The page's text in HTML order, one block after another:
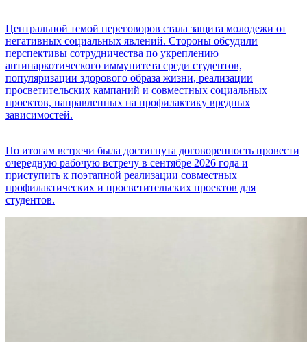
Центральной темой переговоров стала защита молодежи от
негативных социальных явлений. Стороны обсудили
перспективы сотрудничества по укреплению
антинаркотического иммунитета среди студентов,
популяризации здорового образа жизни, реализации
просветительских кампаний и совместных социальных
проектов, направленных на профилактику вредных
зависимостей.
По итогам встречи была достигнута договоренность провести
очередную рабочую встречу в сентябре 2026 года и
приступить к поэтапной реализации совместных
профилактических и просветительских проектов для
студентов.